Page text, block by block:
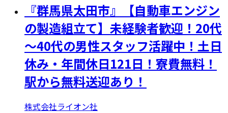
『群馬県太田市』【自動車エンジン
の製造組立て】未経験者歓迎！20代
～40代の男性スタッフ活躍中！土日
休み・年間休日121日！寮費無料！
駅から無料送迎あり！
株式会社ライオン社